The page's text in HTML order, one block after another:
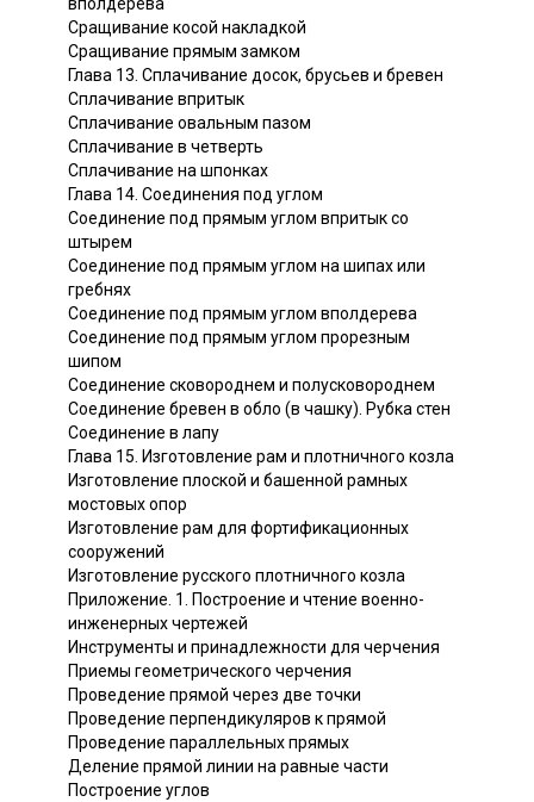
Сращивание косой накладкой
Сращивание прямым замком
Глава 13. Сплачивание досок, брусьев и бревен
Сплачивание впритык
Сплачивание овальным пазом
Сплачивание в четверть
Сплачивание на шпонках
Глава 14. Соединения под углом
Соединение под прямым углом впритык со
штырем
Соединение под прямым углом на шипах или
гребнях
Соединение под прямым углом вполдерева
Соединение под прямым углом прорезным
шипом
Соединение сковороднем и полусковороднем
Соединение бревен в обло (в чашку). Рубка стен
Соединение в лапу
Глава 15. Изготовление рам и плотничного козла
Изготовление плоской и башенной рамных
мостовых опор
Изготовление рам для фортификационных
сооружений
Изготовление русского плотничного козла
Приложение. 1. Построение и чтение военно-
инженерных чертежей
Инструменты и принадлежности для черчения
Приемы геометрического черчения
Проведение прямой через две точки
Проведение перпендикуляров к прямой
Проведение параллельных прямых
Деление прямой линии на равные части
Построение углов